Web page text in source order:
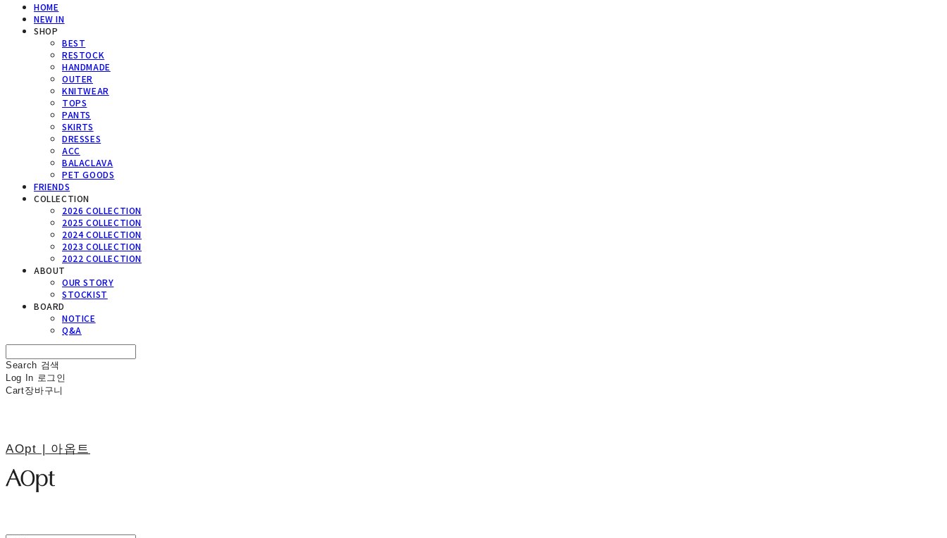
HOME
NEW IN
SHOP
BEST
RESTOCK
HANDMADE
OUTER
KNITWEAR
TOPS
PANTS
SKIRTS
DRESSES
ACC
BALACLAVA
PET GOODS
FRIENDS
COLLECTION
2026 COLLECTION
2025 COLLECTION
2024 COLLECTION
2023 COLLECTION
2022 COLLECTION
ABOUT
OUR STORY
STOCKIST
BOARD
NOTICE
Q&A
Search 검색
Log In 로그인
Cart장바구니
AOpt | 아옵트